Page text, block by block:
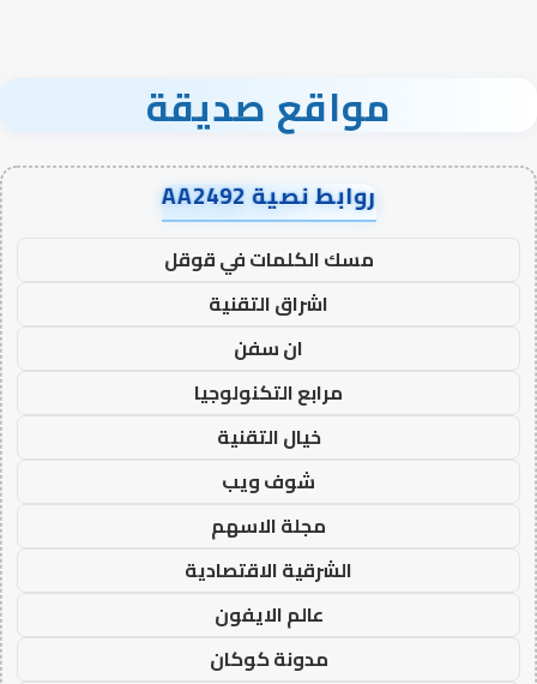
مواقع صديقة
روابط نصية AA2492
مسك الكلمات في قوقل
اشراق التقنية
ان سفن
مرابع التكنولوجيا
خيال التقنية
شوف ويب
مجلة الاسهم
الشرقية الاقتصادية
عالم الايفون
مدونة كوكان